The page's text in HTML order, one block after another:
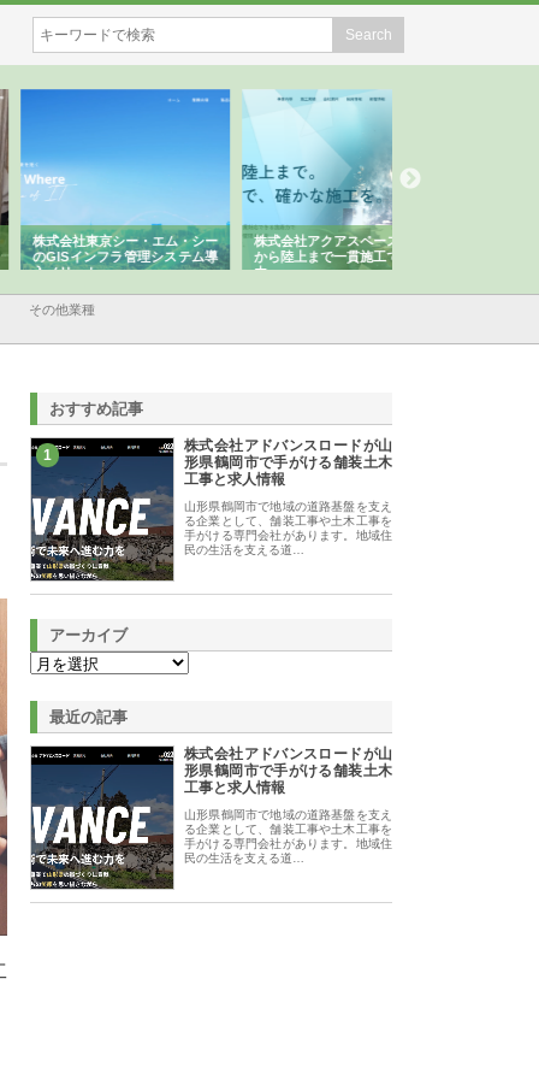
社東京シー・エム・シー
インフラ管理システム導
ット
株式会社アクアスペースが水中
から陸上まで一貫施工できる理
由
その他業種
おすすめ記事
1
株式会社アドバンスロードが山
形県鶴岡市で手がける舗装土木
工事と求人情報
山形県鶴岡市で地域の道路基盤を支え
る企業として、舗装工事や土木工事を
手がける専門会社があります。地域住
民の生活を支える道…
アーカイブ
最近の記事
株式会社アドバンスロードが山
形県鶴岡市で手がける舗装土木
工事と求人情報
山形県鶴岡市で地域の道路基盤を支え
る企業として、舗装工事や土木工事を
手がける専門会社があります。地域住
民の生活を支える道…